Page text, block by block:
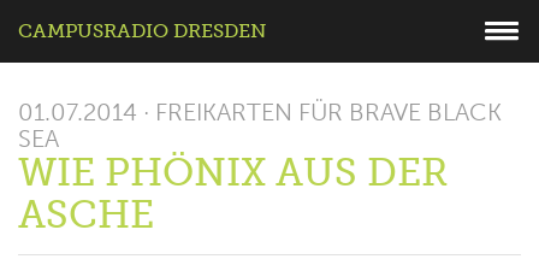
CAMPUSRADIO DRESDEN
01.07.2014 · FREIKARTEN FÜR BRAVE BLACK
SEA
WIE PHÖNIX AUS DER
ASCHE